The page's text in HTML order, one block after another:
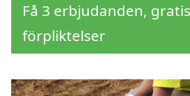
Få 3 erbjudanden,
förpliktelser